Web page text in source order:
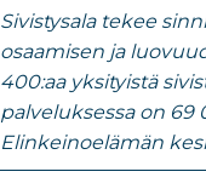
Sivistysala tekee
osaamisen ja
400:aa yksityistä
palveluksessa on 69
Elinkeinoelämän